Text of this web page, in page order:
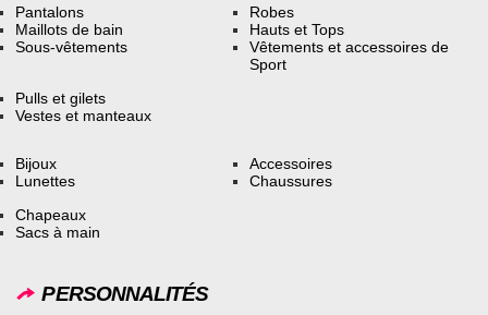
Pantalons
Maillots de bain
Sous-vêtements
Robes
Hauts et Tops
Vêtements et accessoires de
Sport
Pulls et gilets
Vestes et manteaux
Bijoux
Lunettes
Accessoires
Chaussures
Chapeaux
Sacs à main
PERSONNALITÉS